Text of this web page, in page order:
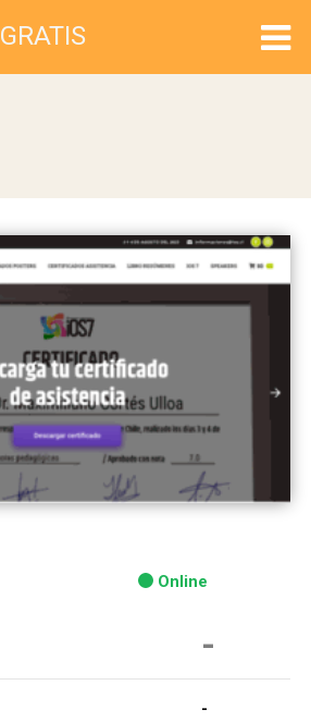
GRATIS
Online
-
-